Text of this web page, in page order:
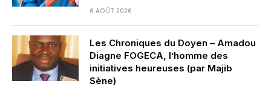
6 AOÛT 2026
Les Chroniques du Doyen – Amadou
Diagne FOGECA, l’homme des
initiatives heureuses (par Majib
Sène)